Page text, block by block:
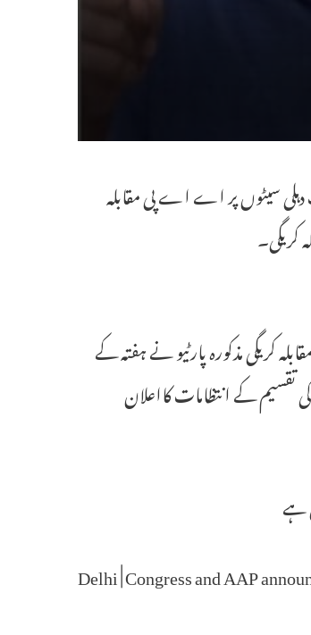
دہلی سیٹوں پر اے اے پی مقابلہ
کریگی۔
کریگی مذکورہ پارٹیو نے ہفتہ کے
تقسیم کے انتظامات کااعلان
Delhi | Congress and AAP